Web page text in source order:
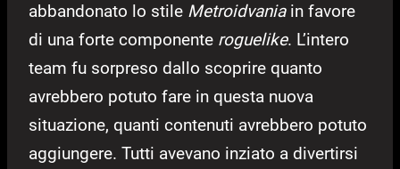
abbandonato lo stile Metroidvaniain favore
di una forte componente roguelike. L’intero
team fu sorpreso dallo scoprire quanto
avrebbero potuto fare in questa nuova
situazione, quanti contenuti avrebbero potuto
aggiungere. Tutti avevano inziato a divertirsi